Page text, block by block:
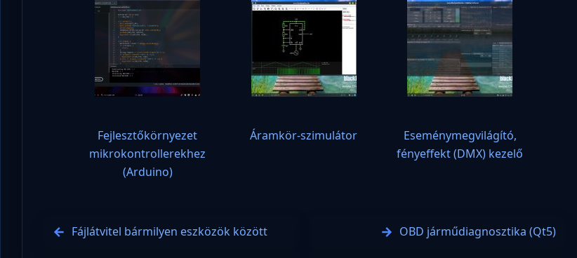
Fejlesztőkörnyezet
mikrokontrollerekhez
(Arduino)
Áramkör-szimulátor
Eseménymegvilágító,
fényeffekt (DMX) kezelő
Fájlátvitel bármilyen eszközök között OBD járműdiagnosztika (Qt5)